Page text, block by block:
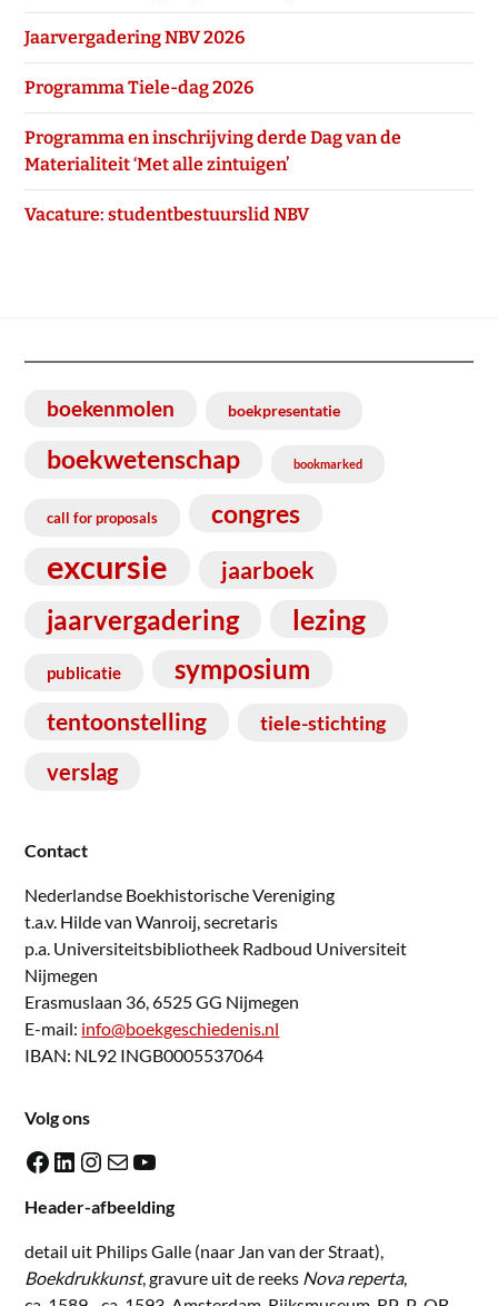
Jaarvergadering NBV 2026
Programma Tiele-dag 2026
Programma en inschrijving derde Dag van de
Materialiteit ‘Met alle zintuigen’
Vacature: studentbestuurslid NBV
boekenmolen boekpresentatie
boekwetenschap bookmarked
call for proposals congres
excursie jaarboek
jaarvergadering lezing
publicatie symposium
tentoonstelling tiele-stichting
verslag
Contact
Nederlandse Boekhistorische Vereniging
t.a.v. Hilde van Wanroij, secretaris
p.a. Universiteitsbibliotheek Radboud Universiteit
Nijmegen
Erasmuslaan 36, 6525 GG Nijmegen
E-mail: info@boekgeschiedenis.nl
IBAN: NL92 INGB0005537064
Volg ons
Facebook LinkedIn Instagram E-mail YouTube
Header-afbeelding
detail uit Philips Galle (naar Jan van der Straat),
Boekdrukkunst, gravure uit de reeks Nova reperta,